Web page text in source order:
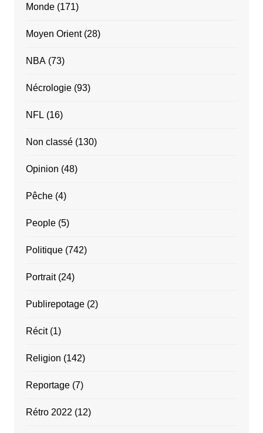
Monde(171)
Moyen Orient(28)
NBA(73)
Nécrologie(93)
NFL (16)
Non classé(130)
Opinion (48)
Pêche(4)
People(5)
Politique(742)
Portrait(24)
Publirepotage(2)
Récit(1)
Religion (142)
Reportage(7)
Rétro 2022 (12)